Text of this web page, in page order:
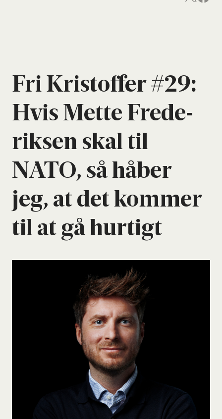
Fri Kri­stof­fer #29:
Hvis Met­te Fre­de­
rik­sen skal til
NATO, så håber
jeg, at det kom­mer
til at gå hur­tigt